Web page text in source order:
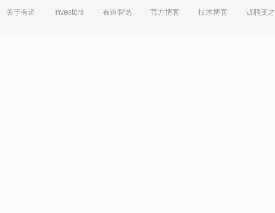
关于有道 Investors 有道智选 官方博客 技术博客 诚聘英才